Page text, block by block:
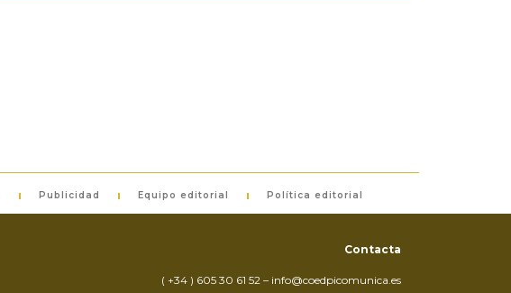
Publicidad Equipo editorial Política editorial
Contacta
( +34 ) 605 30 61 52 – info@coedpicomunica.es